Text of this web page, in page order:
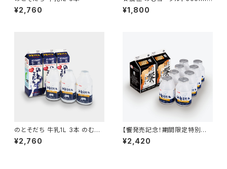
¥2,760
4本
¥1,800
のとそだち 牛乳1L 3本 のむヨ
ーグルト500ml 3本
¥2,760
【饗発売記念！期間限定特別価
格！】饗2本＋のとそだちのむヨ
ーグルト150ml8本
¥2,420